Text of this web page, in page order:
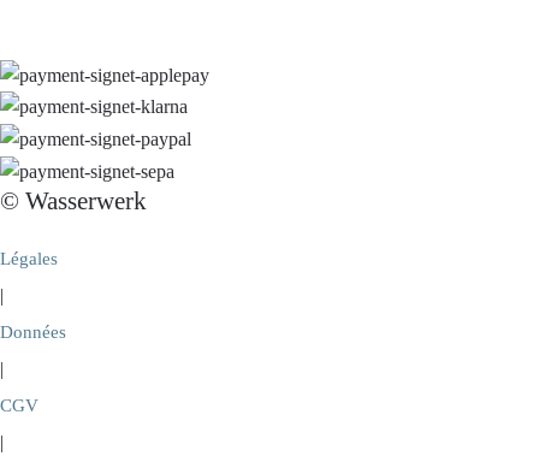
© Wasserwerk
Légales
|
Données
|
CGV
|